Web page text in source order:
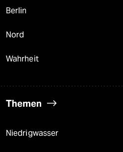
Berlin
Nord
Wahrheit
Themen
Niedrigwasser